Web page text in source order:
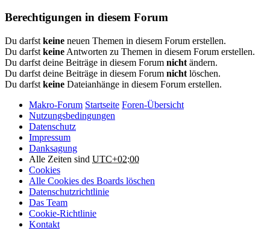
Berechtigungen in diesem Forum
Du darfst keine neuen Themen in diesem Forum erstellen.
Du darfst keine Antworten zu Themen in diesem Forum erstellen.
Du darfst deine Beiträge in diesem Forum nicht ändern.
Du darfst deine Beiträge in diesem Forum nicht löschen.
Du darfst keine Dateianhänge in diesem Forum erstellen.
Makro-Forum Startseite Foren-Übersicht
Nutzungsbedingungen
Datenschutz
Impressum
Danksagung
Alle Zeiten sind UTC+02:00
Cookies
Alle Cookies des Boards löschen
Datenschutzrichtlinie
Das Team
Cookie-Richtlinie
Kontakt